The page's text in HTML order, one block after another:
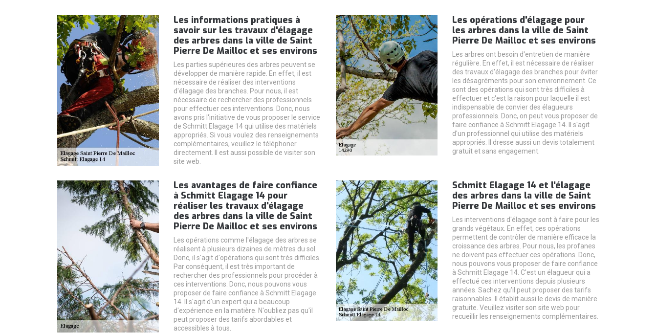
Les informations pratiques à
savoir sur les travaux d'élagage
des arbres dans la ville de Saint
Pierre De Mailloc et ses environs
Les parties supérieures des arbres peuvent se
développer de manière rapide. En effet, il est
nécessaire de réaliser des interventions
d'élagage des branches. Pour nous, il est
nécessaire de rechercher des professionnels
pour effectuer ces interventions. Donc, nous
avons pris l'initiative de vous proposer le service
de Schmitt Elagage 14 qui utilise des matériels
appropriés. Si vous voulez des renseignements
complémentaires, veuillez le téléphoner
directement. Il est aussi possible de visiter son
site web.
Les opérations d'élagage pour
les arbres dans la ville de Saint
Pierre De Mailloc et ses environs
Les arbres ont besoin d'entretien de manière
régulière. En effet, il est nécessaire de réaliser
des travaux d'élagage des branches pour éviter
les désagréments pour son environnement. Ce
sont des opérations qui sont très difficiles à
effectuer et c'est la raison pour laquelle il est
indispensable de convier des élagueurs
professionnels. Donc, on peut vous proposer de
faire confiance à Schmitt Elagage 14. Il s'agit
d'un professionnel qui utilise des matériels
appropriés. Il dresse aussi un devis totalement
gratuit et sans engagement.
Les avantages de faire confiance
à Schmitt Elagage 14 pour
réaliser les travaux d'élagage
des arbres dans la ville de Saint
Pierre De Mailloc et ses environs
Les opérations comme l'élagage des arbres se
réalisent à plusieurs dizaines de mètres du sol.
Donc, il s'agit d'opérations qui sont très difficiles.
Par conséquent, il est très important de
rechercher des professionnels pour procéder à
ces interventions. Donc, nous pouvons vous
proposer de faire confiance à Schmitt Elagage
14. Il s'agit d'un expert qui a beaucoup
d'expérience en la matière. N'oubliez pas qu'il
peut proposer des tarifs abordables et
accessibles à tous.
Schmitt Elagage 14 et l'élagage
des arbres dans la ville de Saint
Pierre De Mailloc et ses environs
Les interventions d'élagage sont à faire pour les
grands végétaux. En effet, ces opérations
permettent de contrôler de manière efficace la
croissance des arbres. Pour nous, les profanes
ne doivent pas effectuer ces opérations. Donc,
nous pouvons vous proposer de faire confiance
à Schmitt Elagage 14. C'est un élagueur qui a
effectué ces interventions depuis plusieurs
années. Sachez qu'il peut proposer des tarifs
raisonnables. Il établit aussi le devis de manière
gratuite. Veuillez visiter son site web pour
recueillir les renseignements complémentaires.